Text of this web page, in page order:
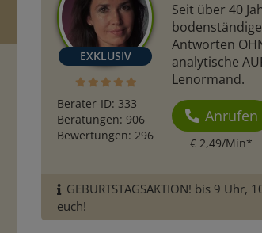
Mara - Herzgefühl
PIN: 122
Liebe Mara♥️ du bist einzigartig!
Beratungen sind einfach
außergewöhnlich. Ich vertraue
dir von ganzem Herzen und bin
Danke dir
Berater-ID: 333
Beratungen: 906
Bewertungen: 296
Seit über 40
Antworten
analytische
Lenormand.
Anrufen
€ 2,49/Min*
GEBURTSTAGSAKTION! bis 9
euch!